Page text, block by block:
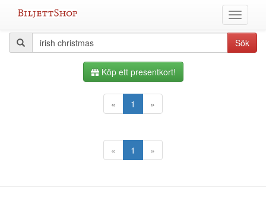
Växla
meny
Alla
evenemang
Sök
Köp ett presentkort!
« 1 »
« 1 »